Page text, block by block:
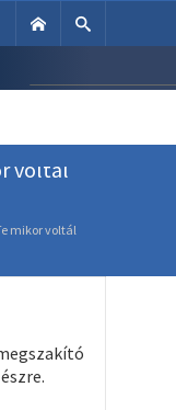
voltál
mikor voltál